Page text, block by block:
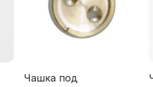
Чашка под